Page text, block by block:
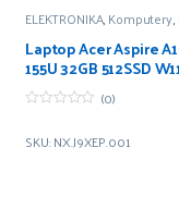
ELEKTRONIKA,Komputery,
Laptop Acer Aspire
155U 32GB 512SSD
5
(0)
SKU: NX.J9XEP.001